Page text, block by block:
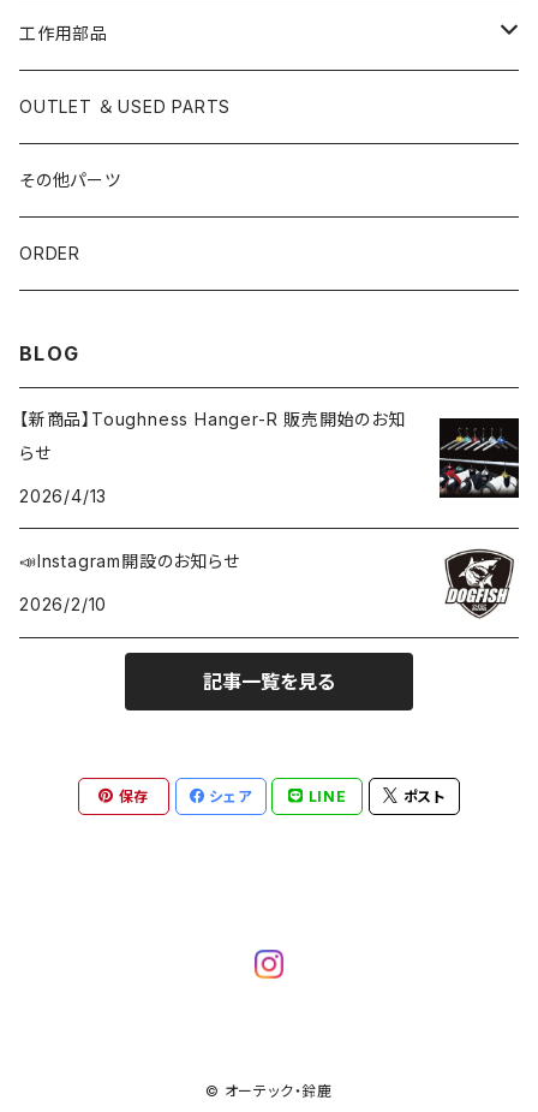
工作用部品
ストレートパイプ
ステンレス
チタン
曲げパイプ
ジョイントパイプ
チタン
A/Fセンサー用ボス
OUTLET ＆ USED PARTS
その他パーツ
ORDER
BLOG
【新商品】Toughness Hanger-R 販売開始のお知
らせ
2026/4/13
📣Instagram開設のお知らせ
2026/2/10
記事一覧を見る
保存 シェア LINE ポスト
© オーテック・鈴鹿